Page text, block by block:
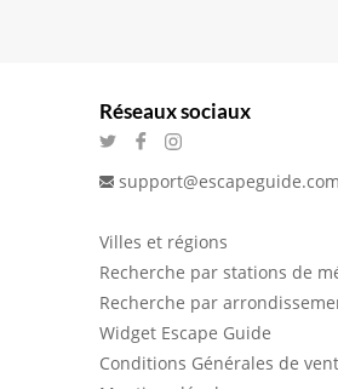
Réseaux sociaux
support@escapeguide.com
Villes et régions
Recherche par stations de
Recherche par
Widget Escape Guide
Conditions Générales de